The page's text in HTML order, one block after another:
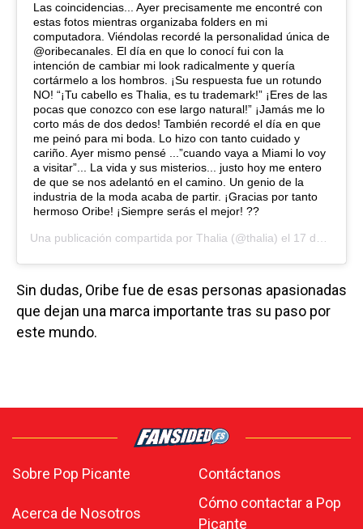
Las coincidencias... Ayer precisamente me encontré con
estas fotos mientras organizaba folders en mi
computadora. Viéndolas recordé la personalidad única de
@oribecanales. El día en que lo conocí fui con la
intención de cambiar mi look radicalmente y quería
cortármelo a los hombros. ¡Su respuesta fue un rotundo
NO! “¡Tu cabello es Thalia, es tu trademark!” ¡Eres de las
pocas que conozco con ese largo natural!” ¡Jamás me lo
corto más de dos dedos! También recordé el día en que
me peinó para mi boda. Lo hizo con tanto cuidado y
cariño. Ayer mismo pensé ...”cuando vaya a Miami lo voy
a visitar”... La vida y sus misterios... justo hoy me entero
de que se nos adelantó en el camino. Un genio de la
industria de la moda acaba de partir. ¡Gracias por tanto
hermoso Oribe! ¡Siempre serás el mejor! ??
Una publicación compartida por Thalia (@thalia) el 17 de Dic de 2018 a las 8:45 PST
Sin dudas, Oribe fue de esas personas apasionadas
que dejan una marca importante tras su paso por
este mundo.
Sobre Pop Picante Contáctanos
Acerca de Nosotros
Cómo contactar a Pop
Picante